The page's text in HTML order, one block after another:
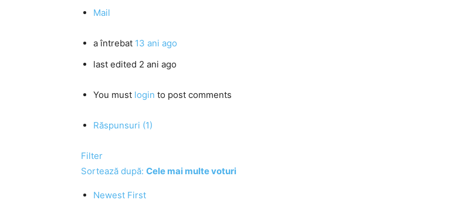
Mail
a întrebat 13 ani ago
last edited 2 ani ago
You must login to post comments
Răspunsuri (1)
Filter
Sortează după: Cele mai multe voturi
Newest First